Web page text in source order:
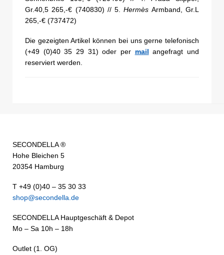
Gr.40,5 265,-€ (740830) // 5.Hermès Armband, Gr.L
265,-€ (737472)
Die gezeigten Artikel können bei uns gerne telefonisch
(+49 (0)40 35 29 31) oder per mail angefragt und
reserviert werden.
SECONDELLA ®
Hohe Bleichen 5
20354 Hamburg
T +49 (0)40 – 35 30 33
shop@secondella.de
SECONDELLA Hauptgeschäft & Depot
Mo – Sa 10h – 18h
Outlet (1. OG)